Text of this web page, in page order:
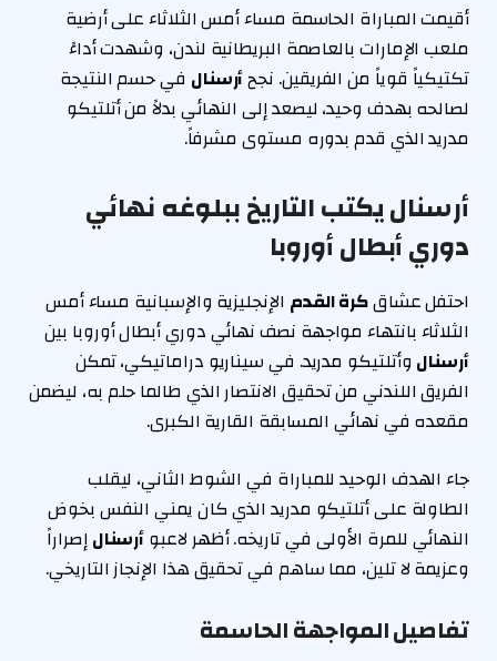
أقيمت المباراة الحاسمة مساء أمس الثلاثاء على أرضية
ملعب الإمارات بالعاصمة البريطانية لندن، وشهدت أداءً
تكتيكياً قوياً من الفريقين. نجحأرسنال في حسم النتيجة
لصالحه بهدف وحيد، ليصعد إلى النهائي بدلاً من أتلتيكو
مدريد الذي قدم بدوره مستوى مشرفاً.
أرسنال يكتب التاريخ ببلوغه نهائي
دوري أبطال أوروبا
احتفل عشاقكرة القدم الإنجليزية والإسبانية مساء أمس
الثلاثاء بانتهاء مواجهة نصف نهائي دوري أبطال أوروبا بين
أرسنال وأتلتيكو مدريد. في سيناريو دراماتيكي، تمكن
الفريق اللندني من تحقيق الانتصار الذي طالما حلم به، ليضمن
مقعده في نهائي المسابقة القارية الكبرى.
جاء الهدف الوحيد للمباراة في الشوط الثاني، ليقلب
الطاولة على أتلتيكو مدريد الذي كان يمني النفس بخوض
النهائي للمرة الأولى في تاريخه. أظهر لاعبوأرسنالإصراراً
وعزيمة لا تلين، مما ساهم في تحقيق هذا الإنجاز التاريخي.
تفاصيل المواجهة الحاسمة